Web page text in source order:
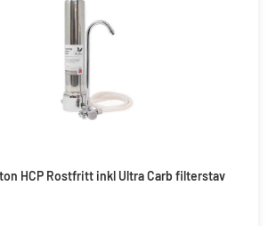
HCP Rostfritt inkl Ultra Carb filterstav